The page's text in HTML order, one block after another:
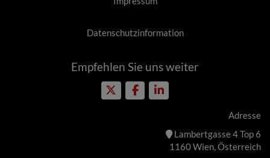
Datenschutzinformation
Empfehlen Sie uns weiter
Adresse
Lambertgasse 4 Top 6
1160 Wien, Österreich